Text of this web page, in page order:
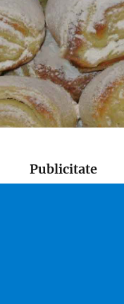
Publicitate